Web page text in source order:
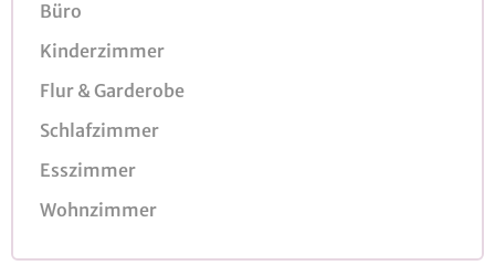
Büro
Kinderzimmer
Flur & Garderobe
Schlafzimmer
Esszimmer
Wohnzimmer